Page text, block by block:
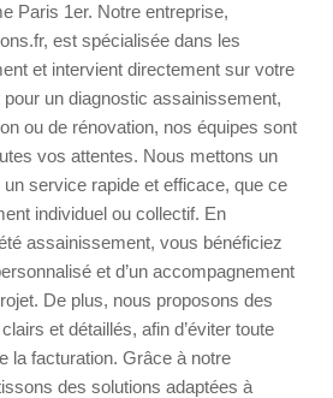
Paris 1er. Notre entreprise,
est spécialisée dans les
et intervient directement sur votre
un diagnostic assainissement,
ou de rénovation, nos équipes sont
vos attentes. Nous mettons un
un service rapide et efficace, que ce
individuel ou collectif. En
assainissement, vous bénéficiez
et d’un accompagnement
De plus, nous proposons des
et détaillés, afin d’éviter toute
la facturation. Grâce à notre
des solutions adaptées à